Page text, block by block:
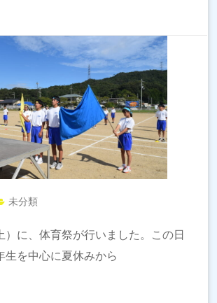
未分類
に、体育祭が行いました。この日
生を中心に夏休みから